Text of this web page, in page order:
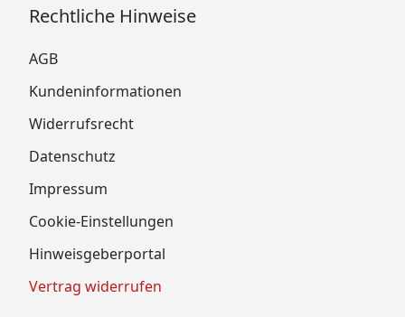
Rechtliche Hinweise
AGB
Kundeninformationen
Widerrufsrecht
Datenschutz
Impressum
Cookie-Einstellungen
Hinweisgeberportal
Vertrag widerrufen